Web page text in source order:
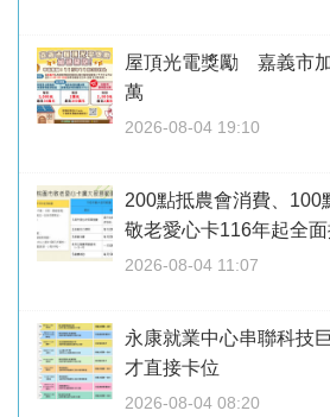
屋頂光電獎勵 嘉義市
萬
2026-08-04 19:10
200點抵農會消費、
敬老愛心卡116年起全
2026-08-04 11:07
永康就業中心串聯科技
才直接卡位
2026-08-04 08:20